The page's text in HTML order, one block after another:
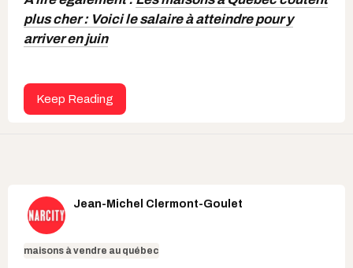
plus cher : Voici le salaire à atteindre pour y
arriver en juin
Keep Reading
Jean-Michel Clermont-Goulet
maisons à vendre au québec